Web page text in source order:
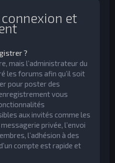
et
?
mais l’administrateur du
les forums afin qu’il soit
pour poster des
vous
aux invités comme les
privée, l’envoi
l’adhésion à des
compte est rapide et